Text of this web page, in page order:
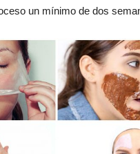
un mínimo de dos